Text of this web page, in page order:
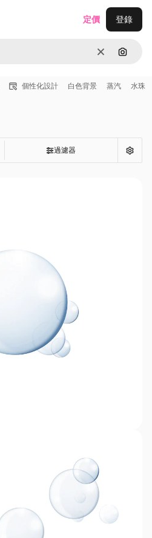
清除 通過圖
定價 登錄
個性化設計 白色背景 蒸汽 水珠
過濾器